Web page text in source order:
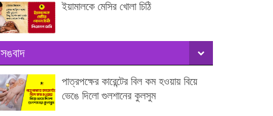
ইয়ামালকে মেসির খোলা চিঠি
সঙবাদ
পাত্রপক্ষের কারেন্টের বিল কম হওয়ায় বিয়ে
ভেঙে দিলো গুলশানের কুলসুম